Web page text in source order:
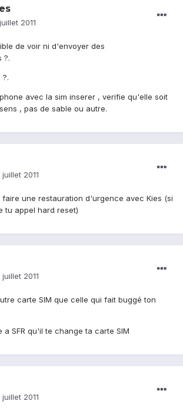
2011
de voir ni d'envoyer des
?.
avec la sim inserer , verifie qu'elle soit
, pas de sable ou autre.
juillet 2011
une restauration d'urgence avec Kies (si
tu appel hard reset)
juillet 2011
carte SIM que celle qui fait buggé ton
a SFR qu'il te change ta carte SIM
juillet 2011